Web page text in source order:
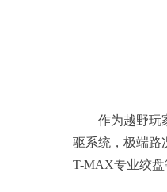
作为越野玩
驱系统，极端路
T-MAX专业绞盘